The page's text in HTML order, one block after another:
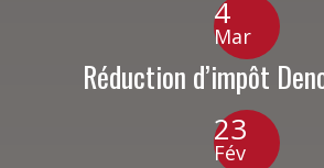
4
Mar
Réduction d’impôt
23
Fév